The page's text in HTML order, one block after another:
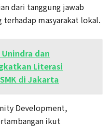
dari tanggung jawab
terhadap masyarakat lokal.
dan
Literasi
di Jakarta
Development,
ikut